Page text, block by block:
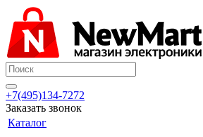
+7(495)134-7272
Заказать звонок
Каталог